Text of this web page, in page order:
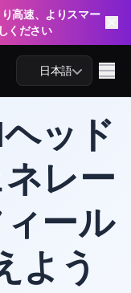
高速、よりスマー
ください
日本語
ッド
レー
ール
よう